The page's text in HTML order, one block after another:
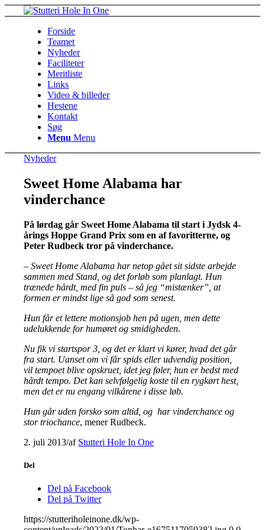
Forside
Teamet
Nyheder
Faciliteter
Meritliste
Links
Video & billeder
Hestene
Kontakt
Søg
Menu Menu
Nyheder
Sweet Home Alabama har
vinderchance
På lørdag går Sweet Home Alabama til start iJydsk 4-
årings Hoppe Grand Prix som en af favoritterne, og
Peter Rudbeck tror på vinderchance.
– Sweet Home Alabama har netop gået sit sidste arbejde
sammen med Stand, og det forløb som planlagt. Hun
trænede hårdt, med fin puls – så jeg “mistænker”, at
formen er mindst lige så god som senest.
Hun får et lettere motionsjob hen på ugen, men dette
udelukkende for humøret og smidigheden.
Nu fik vi startspor 3, og det er klart vi kører, hvad det går
fra start. Uanset om vi får spids eller udvendig position,
vil tempoet blive opskruet, idet jeg føler, hun er bedst med
hårdt tempo. Det kan selvfølgelig koste til en rygkørt hest,
men det er nu engang vilkårene i disse løb.
Hun går uden forsko som altid, og har vinderchance og
stor triochance, mener Rudbeck.
2. juli 2013/af Stutteri Hole In One
Del
Del på Facebook
Del på Twitter
https://stutteriholeinone.dk/wp-